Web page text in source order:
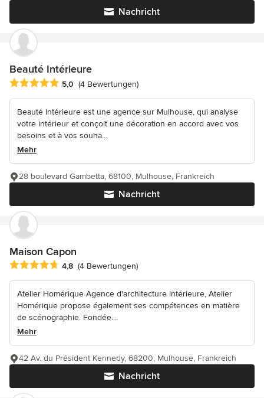
Nachricht
Beauté Intérieure
Durchschnittliche Bewertung: 5 von 5 Sternen
5,0 (4 Bewertungen)
Beauté Intérieure est une agence sur Mulhouse, qui analyse
votre intérieur et conçoit une décoration en accord avec vos
besoins et à vos souha...
Mehr
Nachricht
28 boulevard Gambetta, 68100, Mulhouse, Frankreich
Maison Capon
Durchschnittliche Bewertung: 4.8 von 5 Sternen
4,8 (4 Bewertungen)
Atelier Homérique Agence d'architecture intérieure, Atelier
Homérique propose également ses compétences en matière
de scénographie. Fondée...
Mehr
Nachricht
42 Av. du Président Kennedy, 68200, Mulhouse, Frankreich